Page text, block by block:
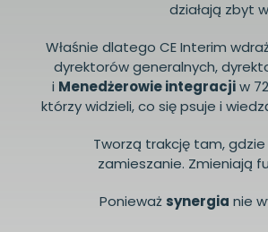
działają zbyt
Właśnie dlatego CE Interim
dyrektorów generalnych,
i Menedżerowie integracjiw
którzy widzieli, co się psuje i
Tworzą trakcję tam,
zamieszanie. Zmieniają
Ponieważ synergia nie